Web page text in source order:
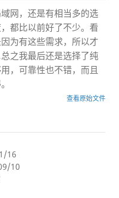
网，还是有相当多的选
都比以前好了不少。看
为有这些需求，所以才
之我最后还是选择了纯
，可靠性也不错，而且
查看原始文件
16
10